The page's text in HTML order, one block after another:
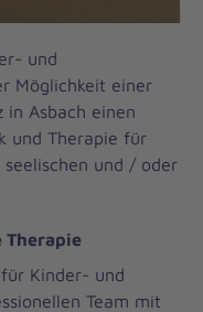
und
Möglichkeit einer
in Asbach einen
und Therapie für
und / oder
Therapie
Kinder- und
Team mit